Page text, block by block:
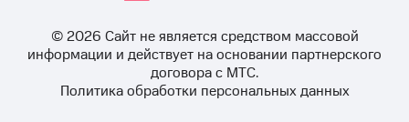
© 2026 Cайт не является средством массовой
информации и действует на основании партнерского
договора с МТС.
Политика обработки персональных данных